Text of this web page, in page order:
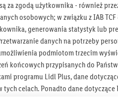
Bądź na
Otrzymuj newsletter Lidla
Zapisz się!
za zgodą użytkownika - również
osobowych; w związku z IAB TCF
generowania statystyk lub
danych na potrzeby
podmiotom trzecim
końcowych przypisanych do
programu Lidl Plus, dane
celach. Ponadto dane dotyczące